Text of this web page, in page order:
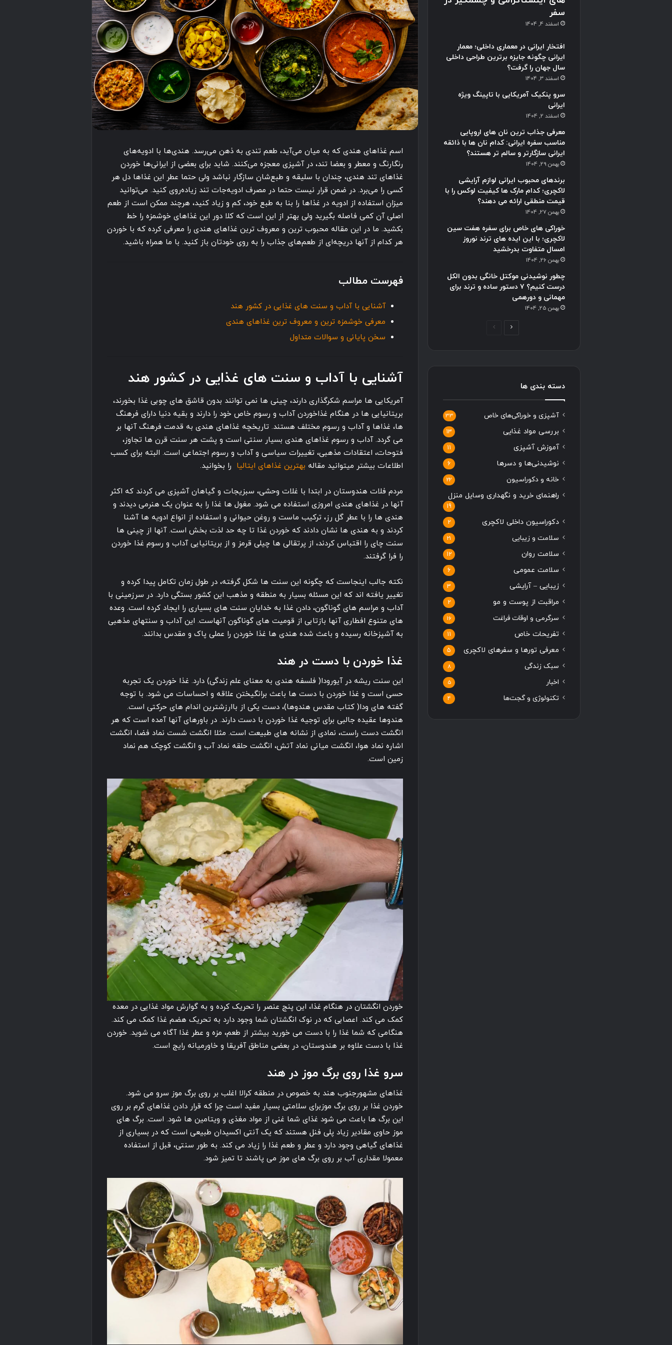
اسم غذاهای هندی که به میان می‌آید، طعم تندی به ذهن می‌رسد. هندی‌ها با ادویه‌های
رنگارنگ و معطر و بعضا تند، در آشپزی معجزه می‌کنند. شاید برای بعضی از ایرانی‌ها خوردن
غذاهای تند هندی، چندان با سلیقه و طبع‌شان سازگار نباشد ولی حتما عطر این غذاها دل هر
کسی را می‌برد. در ضمن قرار نیست حتما در مصرف ادویه‌جات تند زیاده‌روی کنید. می‌توانید
میزان استفاده از ادویه در غذاها را بنا به طبع خود، کم و زیاد کنید، هرچند ممکن است از طعم
اصلی آن کمی فاصله بگیرید ولی بهتر از این است که کلا دور این غذاهای خوشمزه را خط
بکشید. ما در این مقاله محبوب ترین و معروف ترین غذاهای هندی را معرفی کرده که با خوردن
هر کدام از آنها دریچه‌ای از طعم‌های جذاب را به روی خودتان باز کنید. با ما همراه باشید.
فهرست مطالب
آشنایی با آداب و سنت های غذایی در کشور هند
معرفی خوشمزه ترین و معروف ترین غذاهای هندی
سخن پایانی و سوالات متداول
آشنایی با آداب و سنت های غذایی در کشور هند
آمریکایی ها مراسم شکرگذاری دارند، چینی ها نمی توانند بدون قاشق های چوبی غذا بخورند،
بریتانیایی ها در هنگام غذاخوردن آداب و رسوم خاص خود را دارند و بقیه دنیا دارای فرهنگ
ها، غذاها و آداب و رسوم مختلف هستند. تاریخچه غذاهای هندی به قدمت فرهنگ آنها بر
می گردد. آداب و رسوم غذاهای هندی بسیار سنتی است و پشت هر سنت قرن ها تجاوز،
فتوحات، اعتقادات مذهبی، تغییرات سیاسی و آداب و رسوم اجتماعی است. البته برای کسب
اطلاعات بیشتر میتوانید مقاله بهترین غذاهای ایتالیا را بخوانید.
مردم فلات هندوستان در ابتدا با غلات وحشی، سبزیجات و گیاهان آشپزی می کردند که اکثر
آنها در غذاهای هندی امروزی استفاده می شود. مغول ها غذا را به عنوان یک هنرمی دیدند و
هندی ها را با عطر گل رز، ترکیب ماست و روغن حیوانی و استفاده از انواع ادویه ها آشنا
کردند و به هندی ها نشان دادند که خوردن غذا تا چه حد لذت بخش است. آنها از چینی ها
سنت چای را اقتباس کردند، از پرتقالی ها چیلی قرمز و از بریتانیایی آداب و رسوم غذا خوردن
را فرا گرفتند.
نکته جالب اینجاست که چگونه این سنت ها شکل گرفته، در طول زمان تکامل پیدا کرده و
تغییر یافته اند که این مسئله بسیار به منطقه و مذهب این کشور بستگی دارد. در سرزمینی با
آداب و مراسم های گوناگون، دادن غذا به خدایان سنت های بسیاری را ایجاد کرده است. وعده
های متنوع افطاری آنها بازتابی از قومیت های گوناگون آنهاست. این آداب و سنتهای مذهبی
به آشپزخانه رسیده و باعث شده هندی ها غذا خوردن را عملی پاک و مقدس بدانند.
غذا خوردن با دست در هند
این سنت ریشه در آیورودا( فلسفه هندی به معنای علم زندگی) دارد. غذا خوردن یک تجربه
حسی است و غذا خوردن با دست ها باعث برانگیختن علاقه و احساسات می شود. با توجه
گفته های ودا( کتاب مقدس هندوها)، دست یکی از باارزشترین اندام های حرکتی است.
هندوها عقیده جالبی برای توجیه غذا خوردن با دست دارند. در باورهای آنها آمده است که هر
انگشت دست راست، نمادی از نشانه های طبیعت است. مثلا انگشت شست نماد فضا، انگشت
اشاره نماد هوا، انگشت میانی نماد آتش، انگشت حلقه نماد آب و انگشت کوچک هم نماد
زمین است.
خوردن انگشتان در هنگام غذا، این پنج عنصر را تحریک کرده و به گوارش مواد غذایی در معده
کمک می کند. اعصابی که در نوک انگشتان شما وجود دارد به تحریک هضم غذا کمک می کند.
هنگامی که شما غذا را با دست می خورید بیشتر از طعم، مزه و عطر غذا آگاه می شوید. خوردن
غذا با دست علاوه بر هندوستان، در بعضی مناطق آفریقا و خاورمیانه رایج است.
سرو غذا روی برگ موز در هند
غذاهای مشهورجنوب هند به خصوص در منطقه کرالا اغلب بر روی برگ موز سرو می شود.
خوردن غذا بر روی برگ موزبرای سلامتی بسیار مفید است چرا که قرار دادن غذاهای گرم بر روی
این برگ ها باعث می شود غذای شما غنی از مواد مغذی و ویتامین ها شود. است. برگ های
موز حاوی مقادیر زیاد پلی فنل هستند که یک آنتی اکسیدان طبیعی است که در بسیاری از
غذاهای گیاهی وجود دارد و عطر و طعم غذا را زیاد می کند. به طور سنتی، قبل از استفاده
معمولا مقداری آب بر روی برگ های موز می پاشند تا تمیز شود.
سفر
اسفند 4, 1404
افتخار ایرانی در معماری داخلی؛ معمار
ایرانی چگونه جایزه برترین طراحی داخلی
سال جهان را گرفت؟
اسفند 3, 1404
سرو پنکیک آمریکایی با تاپینگ ویژه
ایرانی
اسفند 2, 1404
معرفی جذاب ترین نان های اروپایی
مناسب سفره ایرانی: کدام نان ها با ذائقه
ایرانی سازگارتر و سالم تر هستند؟
بهمن 29, 1404
برندهای محبوب ایرانی لوازم آرایشی
لاکچری؛ کدام مارک ها کیفیت لوکس را با
قیمت منطقی ارائه می دهند؟
بهمن 27, 1404
خوراکی های خاص برای سفره هفت سین
لاکچری؛ با این ایده های ترند نوروز
امسال متفاوت بدرخشید
بهمن 26, 1404
چطور نوشیدنی موکتل خانگی بدون الکل
درست کنیم؟ ۷ دستور ساده و ترند برای
مهمانی و دورهمی
بهمن 25, 1404
صفحه
صفحه
دسته بندی ها
آشپزی و خوراکی‌های خاص 33
بررسی مواد غذایی 13
آموزش آشپزی 11
نوشیدنی‌ها و دسرها 6
خانه و دکوراسیون 22
راهنمای خرید و نگهداری وسایل منزل
19
دکوراسیون داخلی لاکچری 2
سلامت و زیبایی 21
سلامت روان 12
سلامت عمومی 6
زیبایی – آرایشی 3
مراقبت از پوست و مو 2
سرگرمی و اوقات فراغت 16
تفریحات خاص 11
معرفی تورها و سفرهای لاکچری 5
سبک زندگی 8
اخبار 5
تکنولوژی و گجت‌ها 4